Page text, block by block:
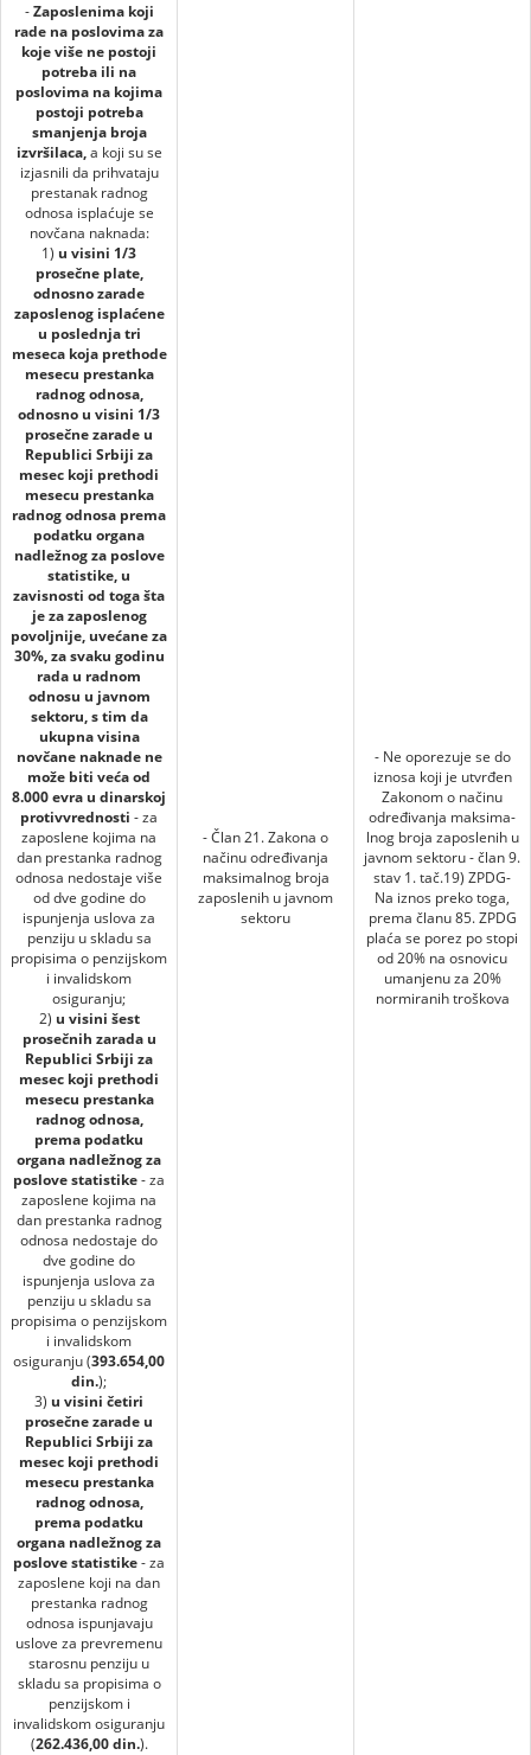
-Zaposlenima koji
rade na poslovima za
koje više ne postoji
potreba ili na
poslovima na kojima
postoji potreba
smanjenja broja
izvršilaca,a koji su se
izjasnili da prihvataju
prestanak radnog
odnosa isplaćuje se
novčana naknada:
1) u visini 1/3
prosečne plate,
odnosno zarade
zaposlenog isplaćene
u poslednja tri
meseca koja prethode
mesecu prestanka
radnog odnosa,
odnosno u visini 1/3
prosečne zarade u
Republici Srbiji za
mesec koji prethodi
mesecu prestanka
radnog odnosa prema
podatku organa
nadležnog za poslove
statistike, u
zavisnosti od toga šta
je za zaposlenog
povoljnije, uvećane za
30%, za svaku godinu
rada u radnom
odnosu u javnom
sektoru, s tim da
ukupna visina
novčane naknade ne
može biti veća od
8.000 evra u dinarskoj
protivvrednosti - za
zaposlene kojima na
dan prestanka radnog
odnosa nedostaje više
od dve godine do
ispunjenja uslova za
penziju u skladu sa
propisima o penzijskom
i invalidskom
osiguranju;
2) u visini šest
prosečnih zarada u
Republici Srbiji za
mesec koji prethodi
mesecu prestanka
radnog odnosa,
prema podatku
organa nadležnog za
poslove statistike- za
zaposlene kojima na
dan prestanka radnog
odnosa nedostaje do
dve godine do
ispunjenja uslova za
penziju u skladu sa
propisima o penzijskom
i invalidskom
osiguranju (393.654,00
din.);
3) u visini četiri
prosečne zarade u
Republici Srbiji za
mesec koji prethodi
mesecu prestanka
radnog odnosa,
prema podatku
organa nadležnog za
poslove statistike- za
zaposlene koji na dan
prestanka radnog
odnosa ispunjavaju
uslove za prevremenu
starosnu penziju u
skladu sa propisima o
penzijskom i
invalidskom osiguranju
(262.436,00 din.).
- Član 21. Zakona o
načinu određivanja
maksimalnog broja
zaposlenih u javnom
sektoru
- Ne oporezuje se do
iznosa koji je utvrđen
Zakonom o načinu
određivanja maksima-
lnog broja zaposlenih u
javnom sektoru - član 9.
stav 1. tač.19) ZPDG-
Na iznos preko toga,
prema članu 85. ZPDG
plaća se porez po stopi
od 20% na osnovicu
umanjenu za 20%
normiranih troškova